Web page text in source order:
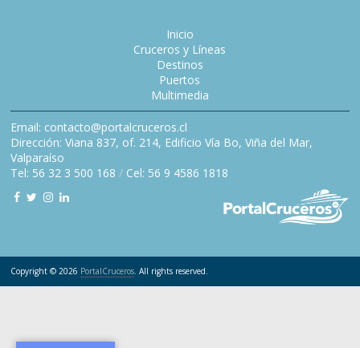
Inicio
Cruceros y Líneas
Destinos
Puertos
Multimedia
Email: contacto@portalcruceros.cl
Dirección: Viana 837, of. 214, Edificio Vía Bo, Viña del Mar,
Valparaíso
Tel: 56 32 3 500 168 / Cel: 56 9 4586 1818
Copyright © 2026 PortalCruceros. All rights reserved.